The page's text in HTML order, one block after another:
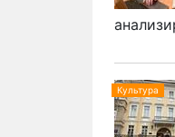
Культура